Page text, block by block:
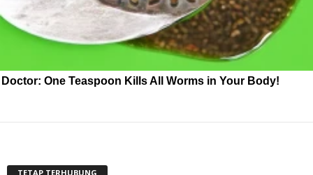
Doctor: One Teaspoon Kills All Worms in Your Body!
TETAP TERHUBUNG